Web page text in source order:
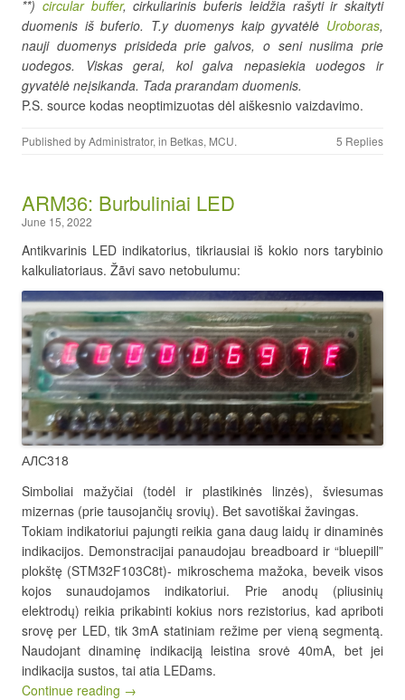
**) circular buffer, cirkuliarinis buferis leidžia rašyti ir skaityti
duomenis iš buferio. T.y duomenys kaip gyvatėlė Uroboras,
nauji duomenys prisideda prie galvos, o seni nusiima prie
uodegos. Viskas gerai, kol galva nepasiekia uodegos ir
gyvatėlė neįsikanda. Tada prarandam duomenis.
P.S. source kodas neoptimizuotas dėl aiškesnio vaizdavimo.
Published byAdministrator, in Betkas, MCU. 5 Replies
ARM36: Burbuliniai LED
June 15, 2022
Antikvarinis LED indikatorius, tikriausiai iš kokio nors tarybinio
kalkuliatoriaus. Žãvi savo netobulumu:
АЛС318
Simboliai mažyčiai (todėl ir plastikinės linzės), šviesumas
mizernas (prie tausojančių srovių). Bet savotiškai žavingas.
Tokiam indikatoriui pajungti reikia gana daug laidų ir dinaminės
indikacijos. Demonstracijai panaudojau breadboard ir “bluepill”
plokštę (STM32F103C8t)- mikroschema mažoka, beveik visos
kojos sunaudojamos indikatoriui. Prie anodų (pliusinių
elektrodų) reikia prikabinti kokius nors rezistorius, kad apriboti
srovę per LED, tik 3mA statiniam režime per vieną segmentą.
Naudojant dinaminę indikaciją leistina srovė 40mA, bet jei
indikacija sustos, tai atia LEDams.
Continue reading →